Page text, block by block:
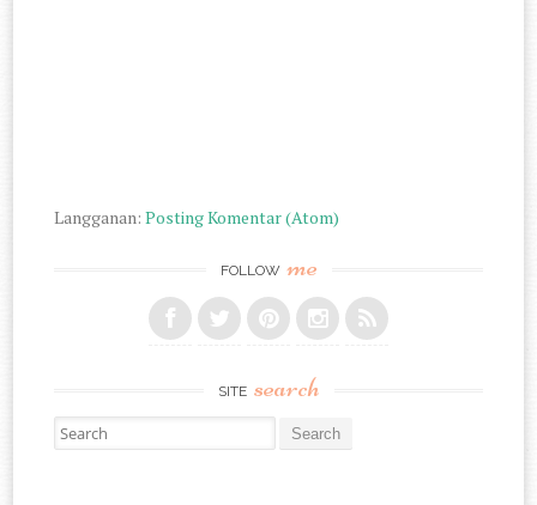
Langganan:Posting Komentar (Atom)
FOLLOW me
SITE search
Search for: